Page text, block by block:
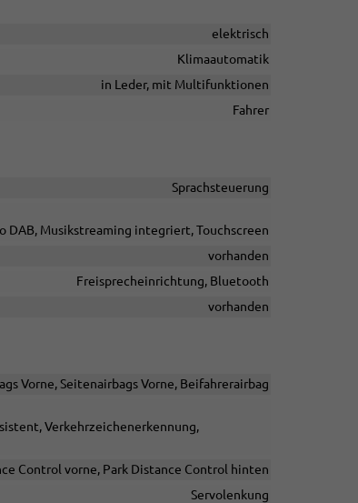
elektrisch
Klimaautomatik
in Leder, mit Multifunktionen
Fahrer
Sprachsteuerung
DAB, Musikstreaming integriert, Touchscreen
vorhanden
Freisprecheinrichtung, Bluetooth
vorhanden
Vorne, Seitenairbags Vorne, Beifahrerairbag
Verkehrzeichenerkennung,
Control vorne, Park Distance Control hinten
Servolenkung